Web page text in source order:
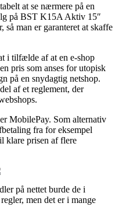
at se nærmere på en
på BST K15A Aktiv 15″
man er garanteret at skaffe
i tilfælde af at en e-shop
pris som anses for utopisk
på en snydagtig netshop.
af et reglement, der
MobilePay. Som alternativ
fra for eksempel
klare prisen af flere
på nettet burde de i
men det er i mange